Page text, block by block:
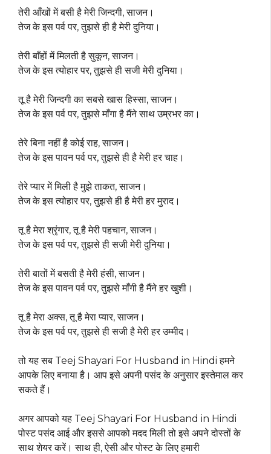
तेरी आँखों में बसी है मेरी जिन्दगी, साजन।
तेज के इस पर्व पर, तुझसे ही है मेरी दुनिया।
तेरी बाँहों में मिलती है सुकून, साजन।
तेज के इस त्योहार पर, तुझसे ही सजी मेरी दुनिया।
तू है मेरी जिन्दगी का सबसे खास हिस्सा, साजन।
तेज के इस पर्व पर, तुझसे माँगा है मैंने साथ उम्रभर का।
तेरे बिना नहीं है कोई राह, साजन।
तेज के इस पावन पर्व पर, तुझसे ही है मेरी हर चाह।
तेरे प्यार में मिली है मुझे ताकत, साजन।
तेज के इस त्योहार पर, तुझसे ही है मेरी हर मुराद।
तू है मेरा श्रृंगार, तू है मेरी पहचान, साजन।
तेज के इस पर्व पर, तुझसे ही सजी मेरी दुनिया।
तेरी बातों में बसती है मेरी हंसी, साजन।
तेज के इस पावन पर्व पर, तुझसे माँगी है मैंने हर खुशी।
तू है मेरा अक्स, तू है मेरा प्यार, साजन।
तेज के इस पर्व पर, तुझसे ही सजी है मेरी हर उम्मीद।
तो यह सब Teej Shayari For Husband in Hindi हमने
आपके लिए बनाया है। आप इसे अपनी पसंद के अनुसार इस्तेमाल कर
सकते हैं।
अगर आपको यह Teej Shayari For Husband in Hindi
पोस्ट पसंद आई और इससे आपको मदद मिली तो इसे अपने दोस्तों के
साथ शेयर करें। साथ ही, ऐसी और पोस्ट के लिए हमारी